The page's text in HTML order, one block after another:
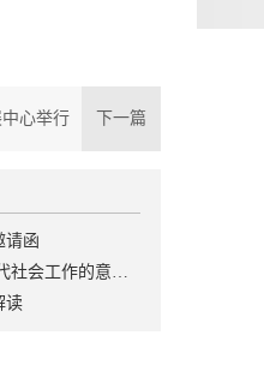
下一篇
心举行
请函
中共中央 国务院印发《关于加强新时代社会工作的意见》
读